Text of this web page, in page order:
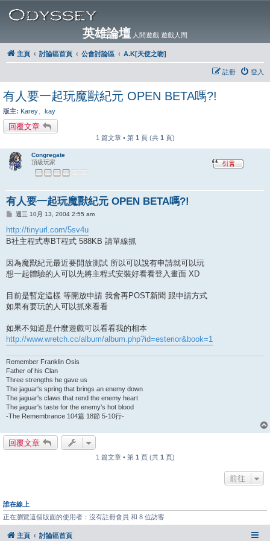
英雄論壇 人間遊戲 遊戲人間
主頁 討論區首頁 公會討論區 A.K[天使之吻]
登入
註冊
有人要一起玩魔獸紀元 OPEN BETA嗎?!
版主: Karey kay
回覆文章
1 篇文章 • 第 1 頁 (共 1 頁)
Congregate
頂級玩家
有人要一起玩魔獸紀元 OPEN BETA嗎?!
文
週三 10月 13, 2004 2:55 am
http://tinyurl.com/5sv4u
B社主程式專BT程式 588KB 請單線抓
因為魔獸紀元最近要開放測試 所以可以說有申請就可以玩
想一起體驗的人可以先將主程式安裝好看看登入畫面 XD
目前是暫定這樣 等開放申請 我會再POST新聞 跟申請方式
如果有要玩的人可以抓來看看
如果不知道是什麼遊戲可以看看我的相本
http://www.wretch.cc/album/album.php?id=esterior&book=1
Remember Franklin Osis
Father of his Clan
Three strengths he gave us
The jaguar's spring that brings an enemy down
The jaguar's claws that rend the enemy heart
The jaguar's taste for the enemy's hot blood
-The Remembrance 104篇 18節 5-10行-
回覆文章
1 篇文章 • 第 1 頁 (共 1 頁)
前往
誰在線上
正在瀏覽這個版面的使用者：沒有註冊會員 和 8 位訪客
主頁 討論區首頁